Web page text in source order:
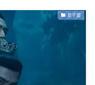
君子盟